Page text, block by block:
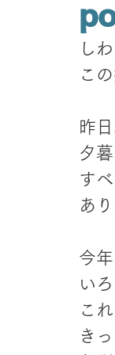
し
こ
昨
夕
す
あ
今
い
こ
き